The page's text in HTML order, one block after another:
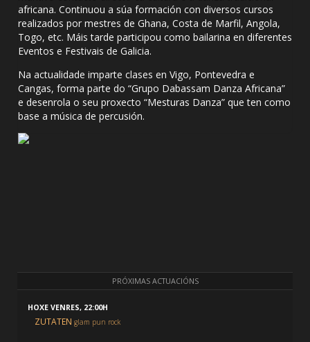
africana. Continuou a súa formación con diversos cursos
realizados por mestres de Ghana, Costa de Marfil, Angola,
Togo, etc. Máis tarde participou como bailarina en diferentes
Eventos e Festivais de Galicia.
Na actualidade imparte clases en Vigo, Pontevedra e
Cangas, forma parte do “Grupo Dabassam Danza Africana”
e desenrola o seu proxecto “Mesturas Danza” que ten como
base a música de percusión.
PRÓXIMAS ACTUACIÓNS
HOXE VENRES, 22:00H
ZUTATEN glam pun rock